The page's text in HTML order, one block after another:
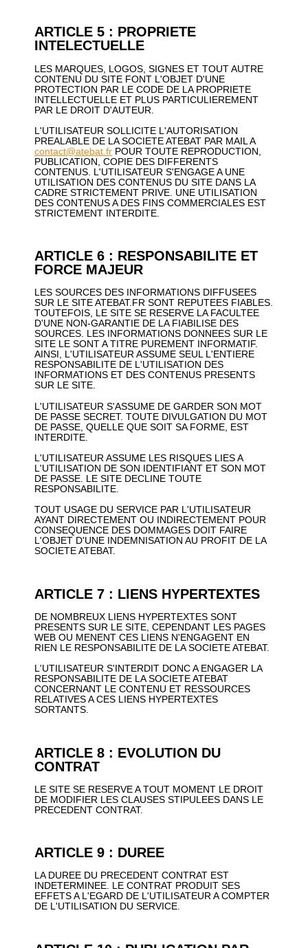
ARTICLE 5 : PROPRIETE
INTELECTUELLE
LES MARQUES, LOGOS, SIGNES ET TOUT AUTRE
CONTENU DU SITE FONT L'OBJET D'UNE
PROTECTION PAR LE CODE DE LA PROPRIETE
INTELLECTUELLE ET PLUS PARTICULIEREMENT
PAR LE DROIT D'AUTEUR.
L'UTILISATEUR SOLLICITE L'AUTORISATION
PREALABLE DE LA SOCIETE ATEBAT PAR MAIL A
contact@atebat.fr POUR TOUTE REPRODUCTION,
PUBLICATION, COPIE DES DIFFERENTS
CONTENUS. L'UTILISATEUR S'ENGAGE A UNE
UTILISATION DES CONTENUS DU SITE DANS LA
CADRE STRICTEMENT PRIVE. UNE UTILISATION
DES CONTENUS A DES FINS COMMERCIALES EST
STRICTEMENT INTERDITE.
ARTICLE 6 : RESPONSABILITE ET
FORCE MAJEUR
LES SOURCES DES INFORMATIONS DIFFUSEES
SUR LE SITE ATEBAT.FR SONT REPUTEES FIABLES.
TOUTEFOIS, LE SITE SE RESERVE LA FACULTEE
D'UNE NON-GARANTIE DE LA FIABILISE DES
SOURCES. LES INFORMATIONS DONNEES SUR LE
SITE LE SONT A TITRE PUREMENT INFORMATIF.
AINSI, L'UTILISATEUR ASSUME SEUL L'ENTIERE
RESPONSABILITE DE L'UTILISATION DES
INFORMATIONS ET DES CONTENUS PRESENTS
SUR LE SITE.
L'UTILISATEUR S'ASSUME DE GARDER SON MOT
DE PASSE SECRET. TOUTE DIVULGATION DU MOT
DE PASSE, QUELLE QUE SOIT SA FORME, EST
INTERDITE.
L'UTILISATEUR ASSUME LES RISQUES LIES A
L'UTILISATION DE SON IDENTIFIANT ET SON MOT
DE PASSE. LE SITE DECLINE TOUTE
RESPONSABILITE.
TOUT USAGE DU SERVICE PAR L'UTILISATEUR
AYANT DIRECTEMENT OU INDIRECTEMENT POUR
CONSEQUENCE DES DOMMAGES DOIT FAIRE
L'OBJET D'UNE INDEMNISATION AU PROFIT DE LA
SOCIETE ATEBAT.
ARTICLE 7 : LIENS HYPERTEXTES
DE NOMBREUX LIENS HYPERTEXTES SONT
PRESENTS SUR LE SITE, CEPENDANT LES PAGES
WEB OU MENENT CES LIENS N'ENGAGENT EN
RIEN LE RESPONSABILITE DE LA SOCIETE ATEBAT.
L'UTILISATEUR S'INTERDIT DONC A ENGAGER LA
RESPONSABILITE DE LA SOCIETE ATEBAT
CONCERNANT LE CONTENU ET RESSOURCES
RELATIVES A CES LIENS HYPERTEXTES
SORTANTS.
ARTICLE 8 : EVOLUTION DU
CONTRAT
LE SITE SE RESERVE A TOUT MOMENT LE DROIT
DE MODIFIER LES CLAUSES STIPULEES DANS LE
PRECEDENT CONTRAT.
ARTICLE 9 : DUREE
LA DUREE DU PRECEDENT CONTRAT EST
INDETERMINEE. LE CONTRAT PRODUIT SES
EFFETS A L'EGARD DE L'UTILISATEUR A COMPTER
DE L'UTILISATION DU SERVICE.